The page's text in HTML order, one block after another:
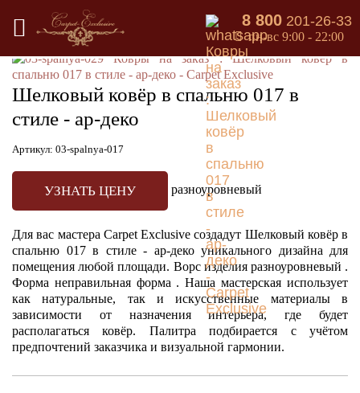
8 800 201-26-33
пн-вс 9:00 - 22:00
Назад в каталог
Шелковый ковёр в спальню 017 в
стиле - ар-деко
Артикул: 03-spalnya-017
УЗНАТЬ ЦЕНУ разноуровневый
Для вас мастера Carpet Exclusive создадут Шелковый ковёр в
спальню 017 в стиле - ар-деко уникального дизайна для
помещения любой площади. Ворс изделия разноуровневый .
Форма неправильная форма . Наша мастерская использует
как натуральные, так и искусственные материалы в
зависимости от назначения интерьера, где будет
располагаться ковёр. Палитра подбирается с учётом
предпочтений заказчика и визуальной гармонии.